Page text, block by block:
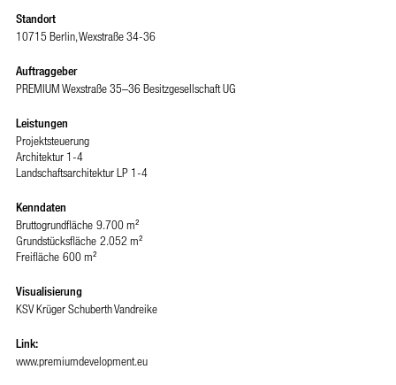
Standort
10715 Berlin, Wexstraße 34-36
Auftraggeber
PREMIUM Wexstraße 35–36 Besitzgesellschaft UG
Leistungen
Projektsteuerung
Architektur 1-4
Landschaftsarchitektur LP 1-4
Kenndaten
Bruttogrundfläche 9.700 m²
Grundstücksfläche 2.052 m²
Freifläche 600 m²
Visualisierung
KSV Krüger Schuberth Vandreike
Link:
www.premiumdevelopment.eu